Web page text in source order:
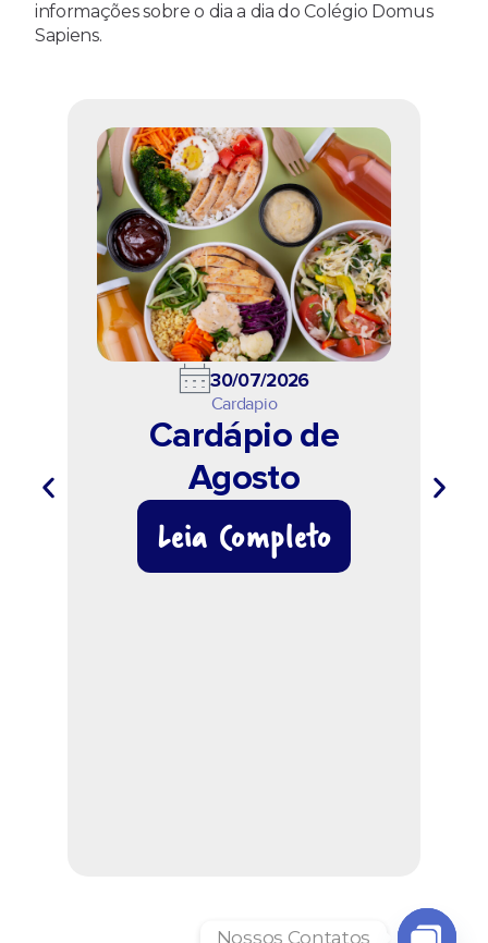
informações sobre o dia a dia do Colégio Domus
Sapiens.
30/07/2026
Cardapio
Cardápio de
Agosto
Leia Completo
Nossos Contatos